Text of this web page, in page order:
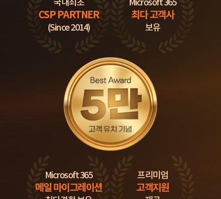
CSP PARTNER
(Since 2014)
최다 고객사
보유
Microsoft 365
메일 마이그레이션
프리미엄
고객지원